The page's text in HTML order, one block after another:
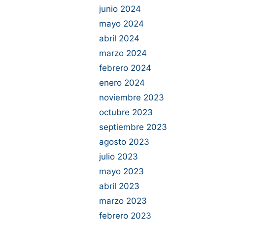
junio 2024
mayo 2024
abril 2024
marzo 2024
febrero 2024
enero 2024
noviembre 2023
octubre 2023
septiembre 2023
agosto 2023
julio 2023
mayo 2023
abril 2023
marzo 2023
febrero 2023